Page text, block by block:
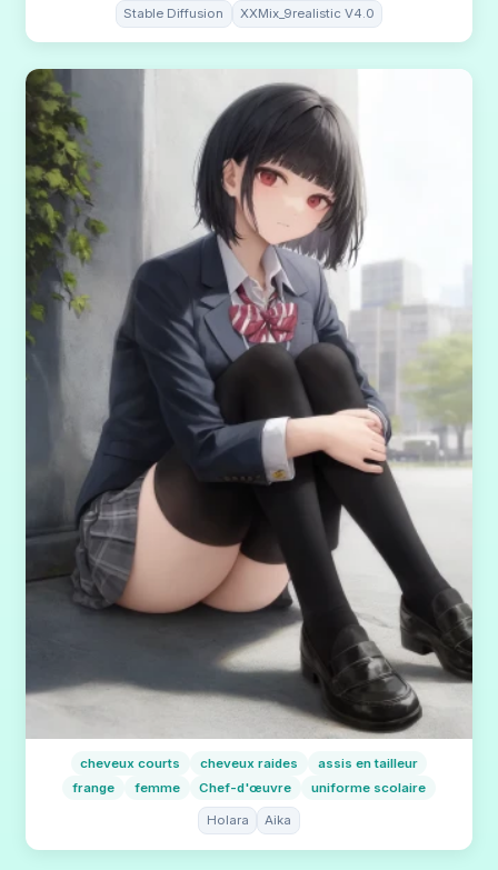
Stable Diffusion XXMix_9realistic V4.0
cheveux courts cheveux raides
assis en tailleur
frange
femme Chef-d'œuvre uniforme scolaire
Holara Aika